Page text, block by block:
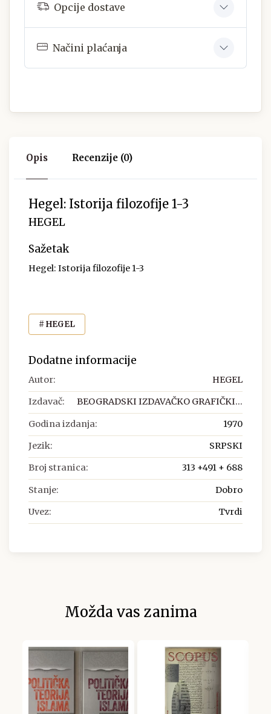
Opcije dostave
Načini plaćanja
Opis Recenzije (0)
Hegel: Istorija filozofije 1-3
HEGEL
Sažetak
Hegel: Istorija filozofije 1-3
# HEGEL
Dodatne informacije
Autor: HEGEL
Izdavač: BEOGRADSKI IZDAVAČKO GRAFIČKI...
Godina izdanja: 1970
Jezik: SRPSKI
Broj stranica: 313 +491 + 688
Stanje: Dobro
Uvez: Tvrdi
Možda vas zanima